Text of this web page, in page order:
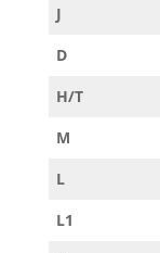
J
D
H/T
M
L
L1